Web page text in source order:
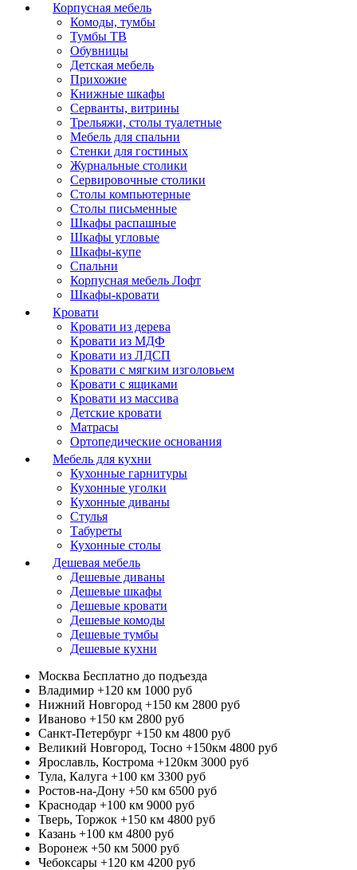
Корпусная мебель
Комоды, тумбы
Тумбы ТВ
Обувницы
Детская мебель
Прихожие
Книжные шкафы
Серванты, витрины
Трельяжи, столы туалетные
Мебель для спальни
Стенки для гостиных
Журнальные столики
Сервировочные столики
Столы компьютерные
Столы письменные
Шкафы распашные
Шкафы угловые
Шкафы-купе
Спальни
Корпусная мебель Лофт
Шкафы-кровати
Кровати
Кровати из дерева
Кровати из МДФ
Кровати из ЛДСП
Кровати с мягким изголовьем
Кровати с ящиками
Кровати из массива
Детские кровати
Матрасы
Ортопедические основания
Мебель для кухни
Кухонные гарнитуры
Кухонные уголки
Кухонные диваны
Стулья
Табуреты
Кухонные столы
Дешевая мебель
Дешевые диваны
Дешевые шкафы
Дешевые кровати
Дешевые комоды
Дешевые тумбы
Дешевые кухни
Москва Бесплатно до подъезда
Владимир +120 км 1000 руб
Нижний Новгород +150 км 2800 руб
Иваново +150 км 2800 руб
Санкт-Петербург +150 км 4800 руб
Великий Новгород, Тосно +150км 4800 руб
Ярославль, Кострома +120км 3000 руб
Тула, Калуга +100 км 3300 руб
Ростов-на-Дону +50 км 6500 руб
Краснодар +100 км 9000 руб
Тверь, Торжок +150 км 4800 руб
Казань +100 км 4800 руб
Воронеж +50 км 5000 руб
Чебоксары +120 км 4200 руб